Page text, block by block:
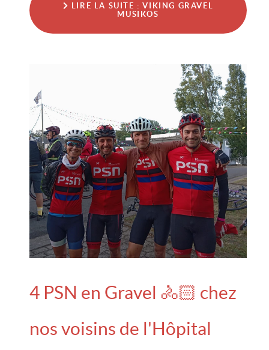
LIRE LA SUITE : VIKING GRAVEL
MUSIKOS
4 PSN en Gravel 🚴🏻 chez
nos voisins de l'Hôpital